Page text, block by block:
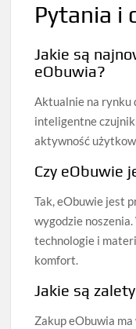
Pytania i
Jakie są
eObuwia?
Aktualnie na rynku
inteligentne
aktywność
Czy eObuwie
Tak, eObuwie jest
wygodzie
technologie i
komfort.
Jakie są
Zakup eObuwia